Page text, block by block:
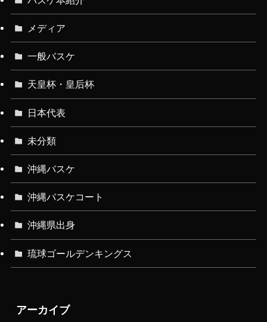
メディア
一般バスケ
天皇杯・皇后杯
日本代表
未分類
沖縄バスケ
沖縄バスケコート
沖縄県出身
琉球ゴールデンキングス
アーカイブ